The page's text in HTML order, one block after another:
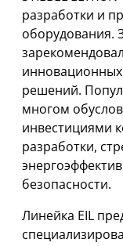
разработки и
оборудования.
решений.
многом
инвестициями
разработки,
безопасности.
Линейка EIL